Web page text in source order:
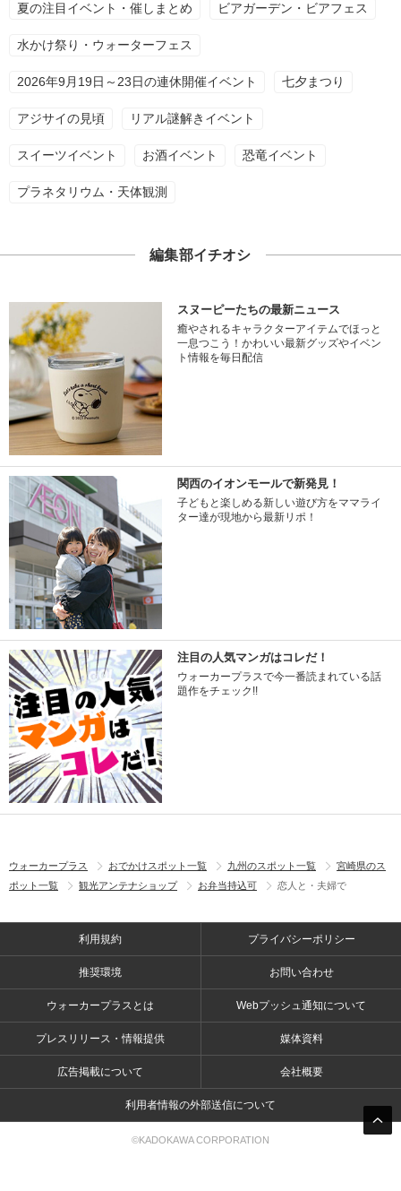
夏の注目イベント・催しまとめ ビアガーデン・ビアフェス
水かけ祭り・ウォーターフェス
2026年9月19日～23日の連休開催イベント 七夕まつり
アジサイの見頃 リアル謎解きイベント
スイーツイベント お酒イベント 恐竜イベント
プラネタリウム・天体観測
編集部イチオシ
スヌーピーたちの最新ニュース
癒やされるキャラクターアイテムでほっと
一息つこう！かわいい最新グッズやイベン
ト情報を毎日配信
関西のイオンモールで新発見！
子どもと楽しめる新しい遊び方をママライ
ター達が現地から最新リポ！
注目の人気マンガはコレだ！
ウォーカープラスで今一番読まれている話
題作をチェック!!
ウォーカープラス おでかけスポット一覧 九州のスポット一覧
宮崎県のス
ポット一覧
観光アンテナショップ お弁当持込可 恋人と・夫婦で
利用規約 プライバシーポリシー
推奨環境 お問い合わせ
ウォーカープラスとは Webプッシュ通知について
プレスリリース・情報提供 媒体資料
広告掲載について 会社概要
利用者情報の外部送信について
©KADOKAWA CORPORATION